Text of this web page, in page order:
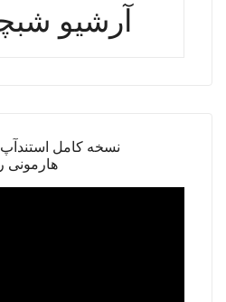
آرشیو
نسخه کامل
هارمونی